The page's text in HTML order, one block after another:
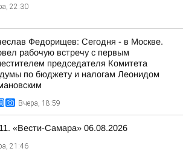
22:30
Федорищев: Сегодня - в Москве.
рабочую встречу с первым
председателя Комитета
по бюджету и налогам Леонидом
Вчера, 18:59
«Вести-Самара» 06.08.2026
21:46